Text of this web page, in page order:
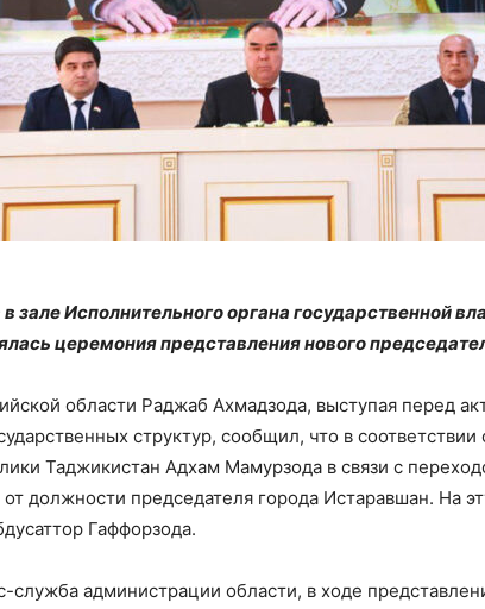
зале Исполнительного органа государственной
церемония представления нового
области Раджаб Ахмадзода, выступая перед
структур, сообщил, что в соответствии
Таджикистан Адхам Мамурзода в связи с
должности председателя города Истаравшан. На
Гаффорзода.
служба администрации области, в ходе